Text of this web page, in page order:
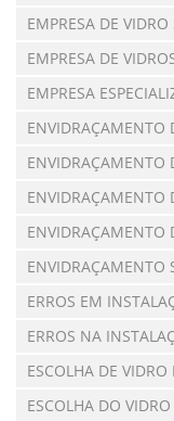
EMPRESA DE VIDRO
EMPRESA DE
EMPRESA
ENVIDRAÇAMENTO
ENVIDRAÇAMENTO
ENVIDRAÇAMENTO
ENVIDRAÇAMENTO
ENVIDRAÇAMENTO
ERROS EM
ERROS NA
ESCOLHA DE
ESCOLHA DO VIDRO